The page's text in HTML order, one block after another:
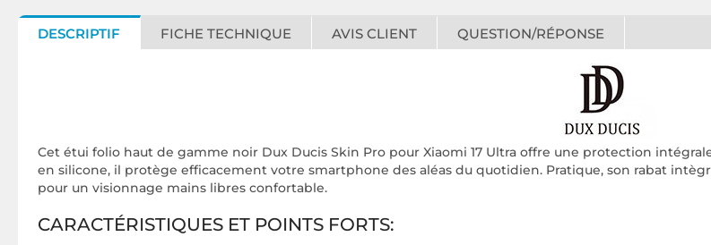
DESCRIPTIF FICHE TECHNIQUE AVIS CLIENT QUESTION/RÉPONSE
Cet étui folio haut de gamme noir Dux Ducis Skin Pro pour Xiaomi 17 Ultra offre une protection
en silicone, il protège efficacement votre smartphone des aléas du quotidien. Pratique, son rabat
pour un visionnage mains libres confortable.
CARACTÉRISTIQUES ET POINTS FORTS: